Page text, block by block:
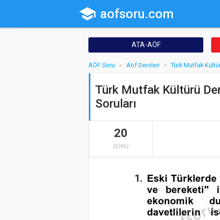
school aofsoru.com
ATA-AÖF
AÖF Soru Aöf Dersleri Türk Mutfak
Türk Mutfak Kültürü
Soruları
20
SORU
1.